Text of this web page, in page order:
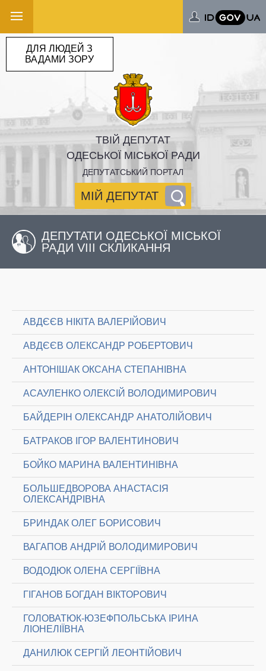
ТВІЙ ДЕПУТАТ
ОДЕСЬКОЇ МІСЬКОЇ РАДИ
ДЕПУТАТСЬКИЙ ПОРТАЛ
МІЙ ДЕПУТАТ
ДЛЯ ЛЮДЕЙ З
ВАДАМИ ЗОРУ
ДЕПУТАТИ ОДЕСЬКОЇ МІСЬКОЇ
РАДИ VIII СКЛИКАННЯ
АВДЄЄВ НІКІТА ВАЛЕРІЙОВИЧ
АВДЄЄВ ОЛЕКСАНДР РОБЕРТОВИЧ
АНТОНІШАК ОКСАНА СТЕПАНІВНА
АСАУЛЕНКО ОЛЕКСІЙ ВОЛОДИМИРОВИЧ
БАЙДЕРІН ОЛЕКСАНДР АНАТОЛІЙОВИЧ
БАТРАКОВ ІГОР ВАЛЕНТИНОВИЧ
БОЙКО МАРИНА ВАЛЕНТИНІВНА
БОЛЬШЕДВОРОВА АНАСТАСІЯ
ОЛЕКСАНДРІВНА
БРИНДАК ОЛЕГ БОРИСОВИЧ
ВАГАПОВ АНДРІЙ ВОЛОДИМИРОВИЧ
ВОДОДЮК ОЛЕНА СЕРГІЇВНА
ГІГАНОВ БОГДАН ВІКТОРОВИЧ
ГОЛОВАТЮК-ЮЗЕФПОЛЬСЬКА ІРИНА
ЛІОНЕЛІЇВНА
ДАНИЛЮК СЕРГІЙ ЛЕОНТІЙОВИЧ